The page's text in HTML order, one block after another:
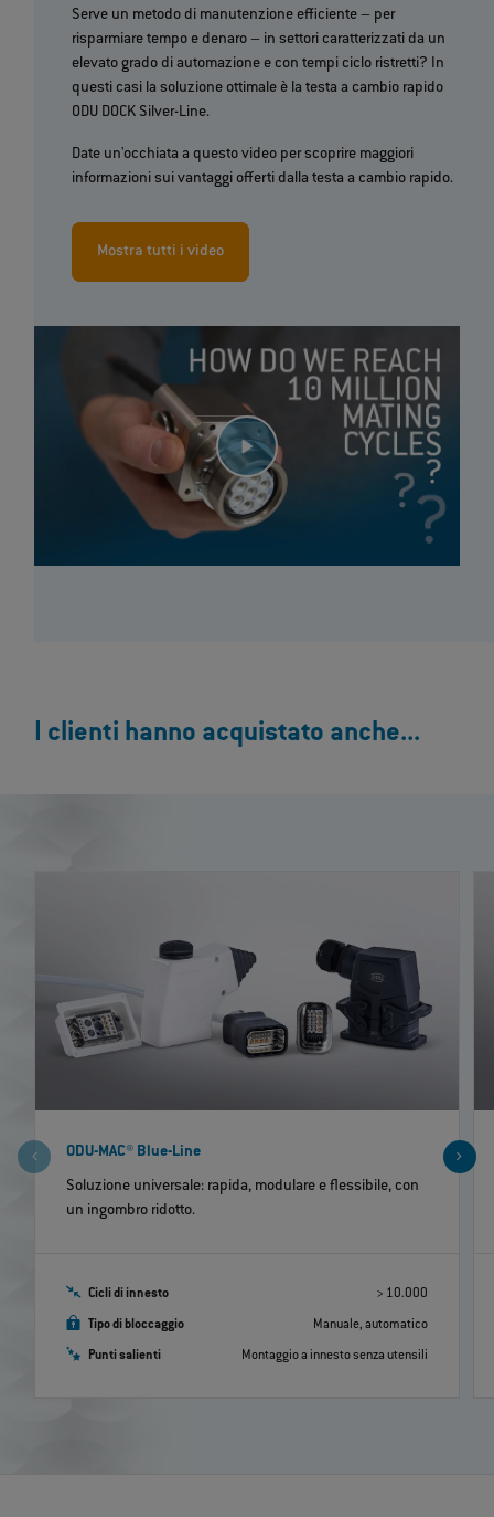
Serve un metodo di manutenzione efficiente – per
risparmiare tempo e denaro – in settori caratterizzati da un
elevato grado di automazione e con tempi ciclo ristretti? In
questi casi la soluzione ottimale è la testa a cambio rapido
ODU DOCK Silver-Line.
Date un'occhiata a questo video per scoprire maggiori
informazioni sui vantaggi offerti dalla testa a cambio rapido.
Mostra tutti i video
I clienti hanno acquistato anche...
ODU-MAC® Blue-Line
Soluzione universale: rapida, modulare e flessibile, con
un ingombro ridotto.
Cicli di innesto > 10.000
Tipo di bloccaggio Manuale, automatico
Punti salienti Montaggio a innesto senza utensili